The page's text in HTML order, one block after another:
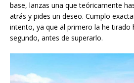
base, lanzas una que teóricamente
atrás y pides un deseo. Cumplo
intento, ya que al primero la he tirado
segundo, antes de superarlo.